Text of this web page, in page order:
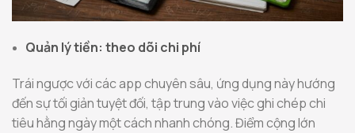
Quản lý tiền: theo dõi chi phí
Trái ngược với các app chuyên sâu, ứng dụng này hướng
đến sự tối giản tuyệt đối, tập trung vào việc ghi chép chi
tiêu hằng ngày một cách nhanh chóng. Điểm cộng lớn